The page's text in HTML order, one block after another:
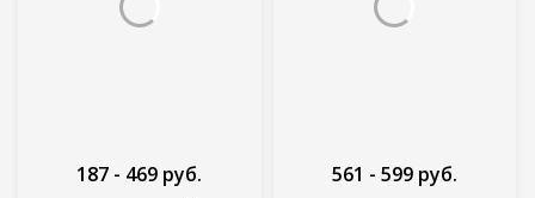
187 - 469 руб. 561 - 599 руб.